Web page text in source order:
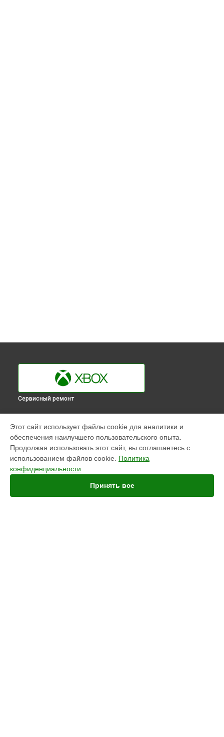
Сервисный ремонт
Игровая приставка
Геймпад
СТРАНИЦЫ
Этот сайт использует файлы cookie для аналитики и
обеспечения наилучшего пользовательского опыта.
Продолжая использовать этот сайт, вы соглашаетесь с
использованием файлов cookie. Политика
конфиденциальности
Принять все